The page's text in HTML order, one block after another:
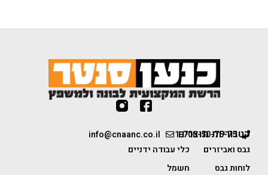
1-700-50-75-75
info@cnaanc.co.il קטגוריות מוצרים
גבס ואביזרים
לוחות גבס
כלי עבודה ידניים
חשמל